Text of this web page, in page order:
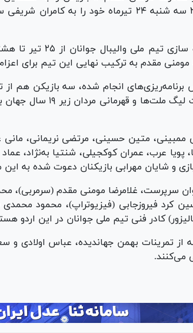
دعوتی باید ساعت ۲۰ سه شنبه ۲۴ تیرماه خود
هفتمین اردوی آماده
مومنی مقدم به ترکیب نهایی این تیم برای
انجام شده، سه بازیکن هم از
پس از پایان مسابقات
ممبینی، متین حسینی، مرتضی نریمانی، مانی
پویا عرب، عمران کوکجیلی، شنتیا به‌نژاد،
و شایان مهرابی بازیکنان دعوت شده به این
سرپرست، غلامرضا مومنی مقدم (سرمربی)،
کرد فیروزجابی (فیزیوتراپ)، محمود
کادر فنی تیم ملی جوانان در این اردو
از تمرینات بهمن جهاندیده، عباس اولادی و
می‌کنند.